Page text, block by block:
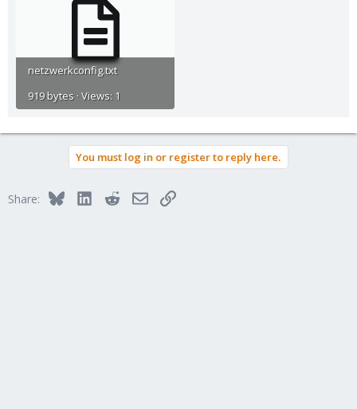
netzwerkconfig.txt
919 bytes · Views: 1
You must log in or register to reply here.
Share: BlueskyLinkedInRedditEmailLink